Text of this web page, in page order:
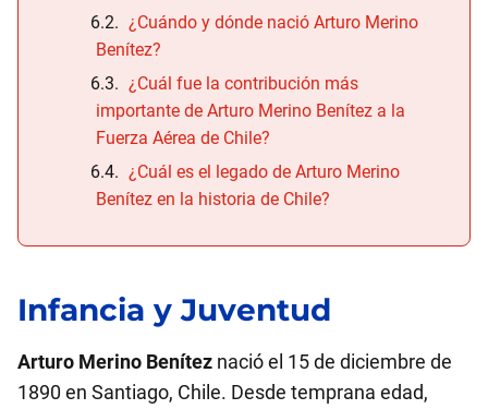
¿Cuándo y dónde nació Arturo Merino
Benítez?
¿Cuál fue la contribución más
importante de Arturo Merino Benítez a la
Fuerza Aérea de Chile?
¿Cuál es el legado de Arturo Merino
Benítez en la historia de Chile?
Infancia y Juventud
Arturo Merino Benítez nació el 15 de diciembre de
1890 en Santiago, Chile. Desde temprana edad,